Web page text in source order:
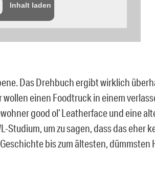
Inhalt laden
Das Drehbuch ergibt wirklich
wollen einen Foodtruck in einem
good ol‘ Leatherface und eine
Studium, um zu sagen, dass das eher
bis zum ältesten, dümmsten